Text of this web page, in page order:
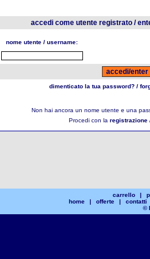
accedi come utente registrato /
nome utente / username:
dimenticato la tua password? /
Non hai ancora un nome utente e una
Procedi con la registrazione
carrello |
home
| offerte |
contatti
©